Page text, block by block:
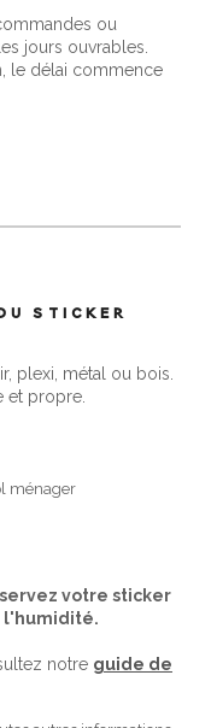
ou
jours ouvrables.
le délai commence
STICKER
plexi, métal ou bois.
et propre.
ménager
votre sticker
l'humidité.
notre guide de